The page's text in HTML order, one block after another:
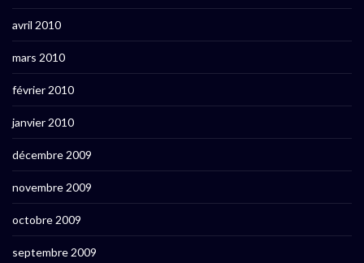
avril 2010
mars 2010
février 2010
janvier 2010
décembre 2009
novembre 2009
octobre 2009
septembre 2009